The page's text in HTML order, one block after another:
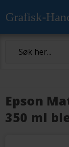
Grafisk-
Epson
350 ml